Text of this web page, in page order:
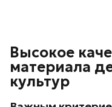
Высокое
материала
культур